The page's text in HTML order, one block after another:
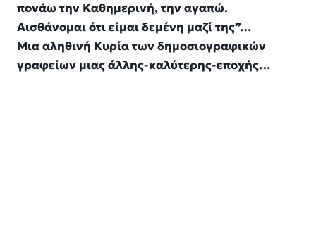
πονάω την Καθημερινή, την αγαπώ.
Αισθάνομαι ότι είμαι δεμένη μαζί της”…
Μια αληθινή Κυρία των δημοσιογραφικών
γραφείων μιας άλλης-καλύτερης-εποχής…